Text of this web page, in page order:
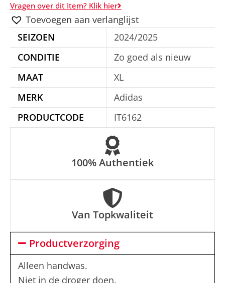
e
r
n
a
t
i
v
e
:
Vragen over dit Item? Klik hier
Toevoegen aan verlanglijst
SEIZOEN
2024/2025
CONDITIE
Zo goed als nieuw
MAAT
XL
MERK
Adidas
PRODUCTCODE
IT6162
100% Authentiek
Van Topkwaliteit
Productverzorging
Alleen handwas.
Niet in de droger doen.